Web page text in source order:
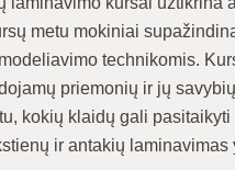
metu mokiniai
technikomis.
priemonių ir jų
kokių klaidų gali
ir antakių laminavimas